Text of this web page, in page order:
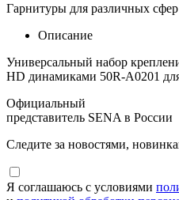
Гарнитуры для различных
Описание
Универсальный набор
HD динамиками 50R-A0201
Официальный
представитель SENA в России
Следите за новостями,
Я соглашаюсь c условиями